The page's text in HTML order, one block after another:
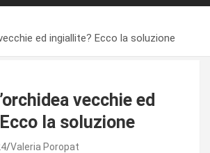
ed ingiallite? Ecco la soluzione
vecchie ed
la soluzione
Valeria Poropat